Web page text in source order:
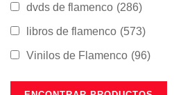
dvds de flamenco (286)
libros de flamenco (573)
Vinilos de Flamenco (96)